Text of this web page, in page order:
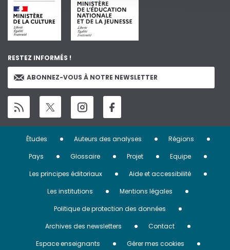
RESTEZ INFORMÉS !
ABONNEZ-VOUS À NOTRE NEWSLETTER
Menu
Pied
page
Études Auteurs des analyses
Régions
Pays
Glossaire Projet
Equipe
Les principes éditoriaux
Aide et accessibilité
Les institutions
Mentions légales
Politique de protection des données
Archives des newsletters
Contact
Espace enseignants
Gérer mes cookies